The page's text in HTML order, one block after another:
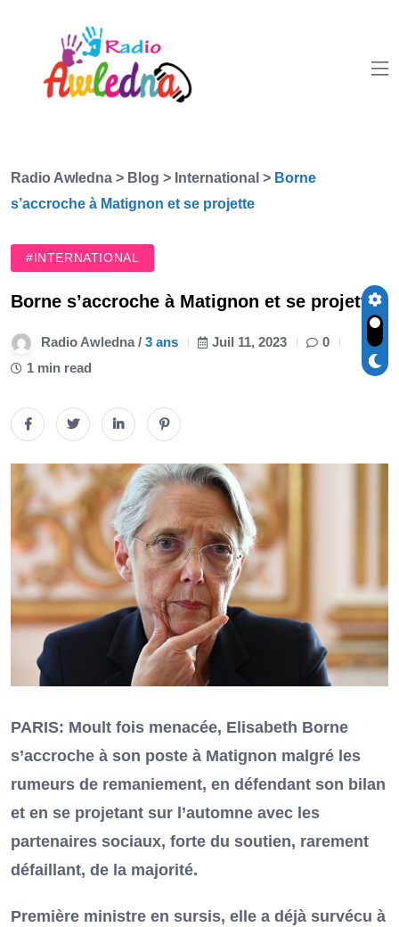
Radio Awledna > Blog > International > Borne
s’accroche à Matignon et se projette
#INTERNATIONAL
Borne s’accroche à Matignon et se projette
Radio Awledna / 3 ans Juil 11, 2023
0
1 min read
PARIS: Moult fois menacée, Elisabeth Borne
s’accroche à son poste à Matignon malgré les
rumeurs de remaniement, en défendant son bilan
et en se projetant sur l’automne avec les
partenaires sociaux, forte du soutien, rarement
défaillant, de la majorité.
Première ministre en sursis, elle a déjà survécu à